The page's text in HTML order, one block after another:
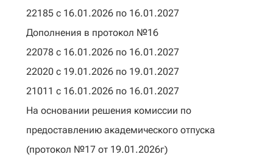
22185 с 16.01.2026 по 16.01.2027
Дополнения в протокол №16
22078 с 16.01.2026 по 16.01.2027
22020 с 19.01.2026 по 19.01.2027
21011 с 16.01.2026 по 16.01.2027
На основании решения комиссии по
предоставлению академического отпуска
(протокол №17 от 19.01.2026г)